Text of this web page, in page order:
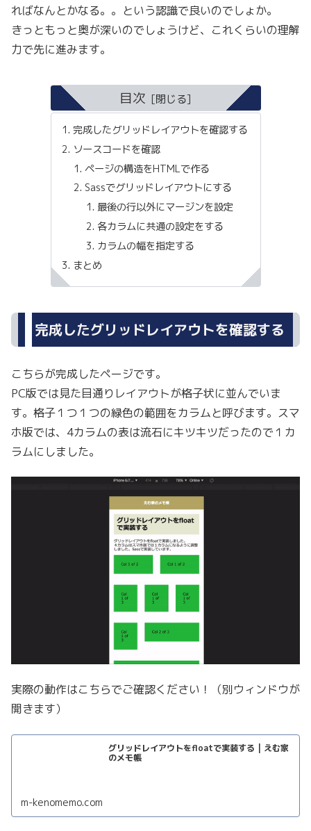
ればなんとかなる。。という認識で良いのでしょか。
きっともっと奥が深いのでしょうけど、これくらいの理解
力で先に進みます。
目次
完成したグリッドレイアウトを確認する
ソースコードを確認
ページの構造をHTMLで作る
Sassでグリッドレイアウトにする
最後の行以外にマージンを設定
各カラムに共通の設定をする
カラムの幅を指定する
まとめ
完成したグリッドレイアウトを確認する
こちらが完成したページです。
PC版では見た目通りレイアウトが格子状に並んでいま
す。格子１つ１つの緑色の範囲をカラムと呼びます。スマ
ホ版では、4カラムの表は流石にキツキツだったので１カ
ラムにしました。
実際の動作はこちらでご確認ください！（別ウィンドウが
開きます）
グリッドレイアウトをfloatで実装する | えむ家
のメモ帳
m-kenomemo.com